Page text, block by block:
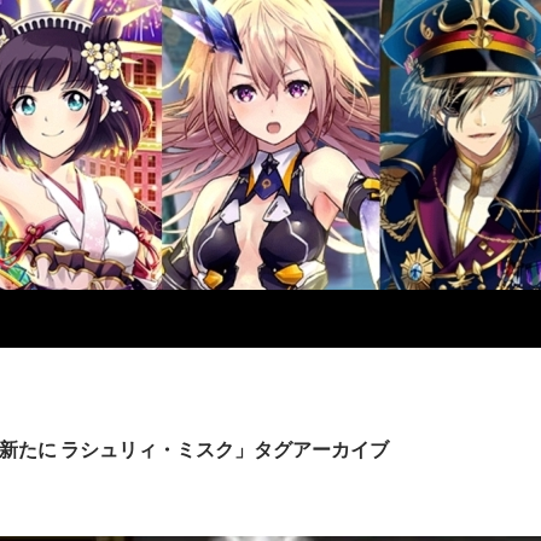
たに ラシュリィ・ミスク」タグアーカイブ